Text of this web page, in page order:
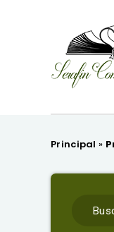
Principal »